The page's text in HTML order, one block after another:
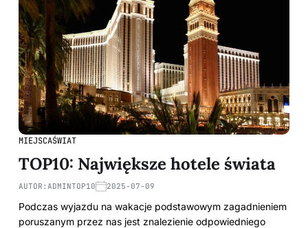
MIEJSCAŚWIAT
TOP10: Największe hotele świata
AUTOR: ADMINTOP10 2025-07-09
Podczas wyjazdu na wakacje podstawowym zagadnieniem
poruszanym przez nas jest znalezienie odpowiedniego